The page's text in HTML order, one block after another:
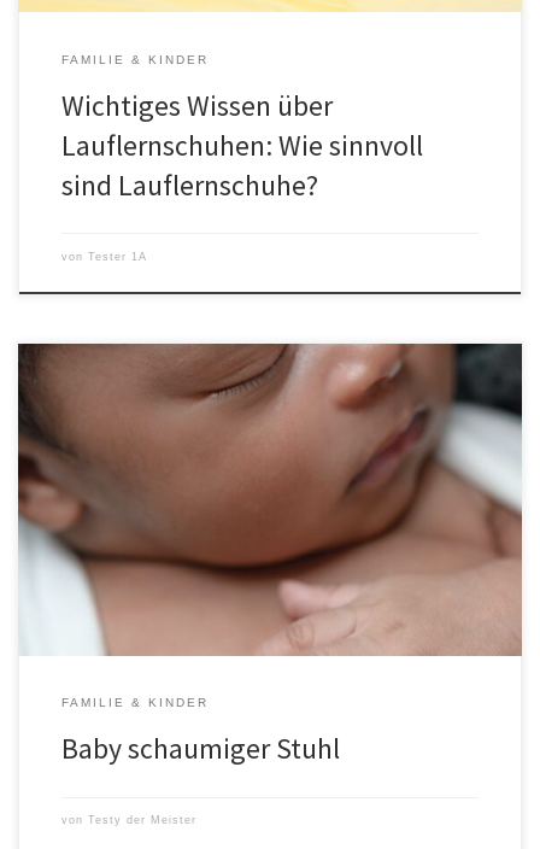
FAMILIE & KINDER
Wichtiges Wissen über
Lauflernschuhen: Wie sinnvoll
sind Lauflernschuhe?
von Tester 1A
Was ist ein schaumiger Stuhl? Schaumiger Stuhl bei Babys kann
verschiedene Ursachen haben und tritt häufig in Verbindung mit
anderen Verdauungsproblemen auf. Schaumiger Stuhl zeichnet
sich durch einen hohen Anteil an Luftblasen oder Schaum aus, der
im Stuhl zu sehen ist. Was sind die Ursachen für einen schaumigen
Stuhl beim […]
FAMILIE & KINDER
Baby schaumiger Stuhl
von Testy der Meister